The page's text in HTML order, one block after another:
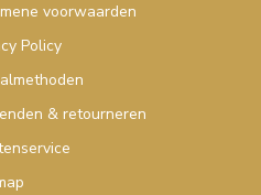
voorwaarden
Policy
& retourneren